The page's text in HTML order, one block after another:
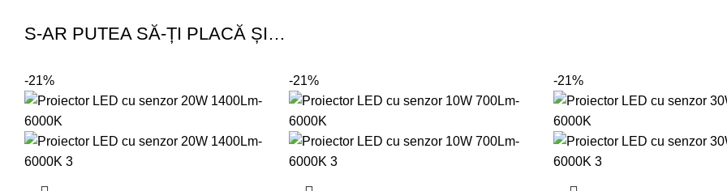
S-AR PUTEA SĂ-ȚI PLACĂ ȘI…
-21% -21% -21%